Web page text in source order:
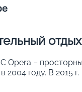
Opera –
2004 году. В 2015